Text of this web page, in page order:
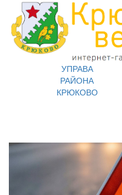
УПРАВА
РАЙОНА
КРЮКОВО